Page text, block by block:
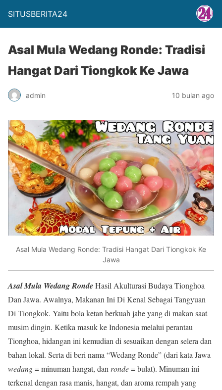
SITUSBERITA24
Asal Mula Wedang Ronde: Tradisi
Hangat Dari Tiongkok Ke Jawa
admin 10 bulan ago
Asal Mula Wedang Ronde: Tradisi Hangat Dari Tiongkok Ke
Jawa
Asal Mula Wedang RondeHasil Akulturasi Budaya Tionghoa
Dan Jawa. Awalnya, Makanan Ini Di Kenal Sebagai Tangyuan
Di Tiongkok. Yaitu bola ketan berkuah jahe yang di makan saat
musim dingin. Ketika masuk ke Indonesia melalui perantau
Tionghoa, hidangan ini kemudian di sesuaikan dengan selera dan
bahan lokal. Serta di beri nama “Wedang Ronde” (dari kata Jawa
wedang= minuman hangat, dan ronde= bulat). Minuman ini
terkenal dengan rasa manis, hangat, dan aroma rempah yang